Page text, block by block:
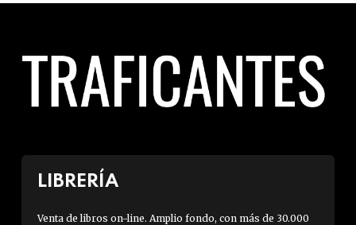
LIBRERÍA
Venta de libros on-line. Amplio fondo, con más de 30.000